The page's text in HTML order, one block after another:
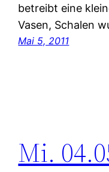
betreibt eine
Vasen, Schalen
Mai 5, 2011
Mi.